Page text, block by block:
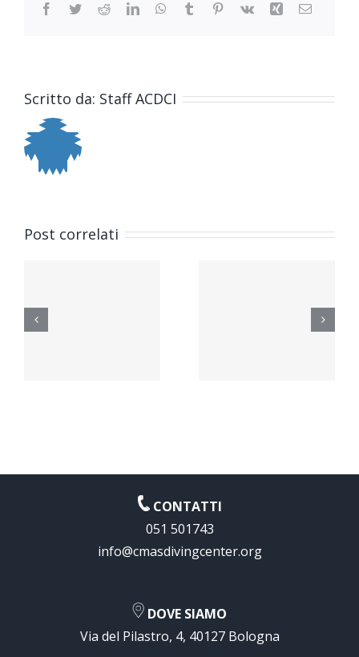
Facebook
TwitterRedditLinkedInWhatsApp
Tumblr Pinterest
Vk Xing Email
Scritto da: Staff ACDCI
Post correlati
AD
CONTATTI
051 501743
info@cmasdivingcenter.org
DOVE SIAMO
Via del Pilastro, 4, 40127 Bologna